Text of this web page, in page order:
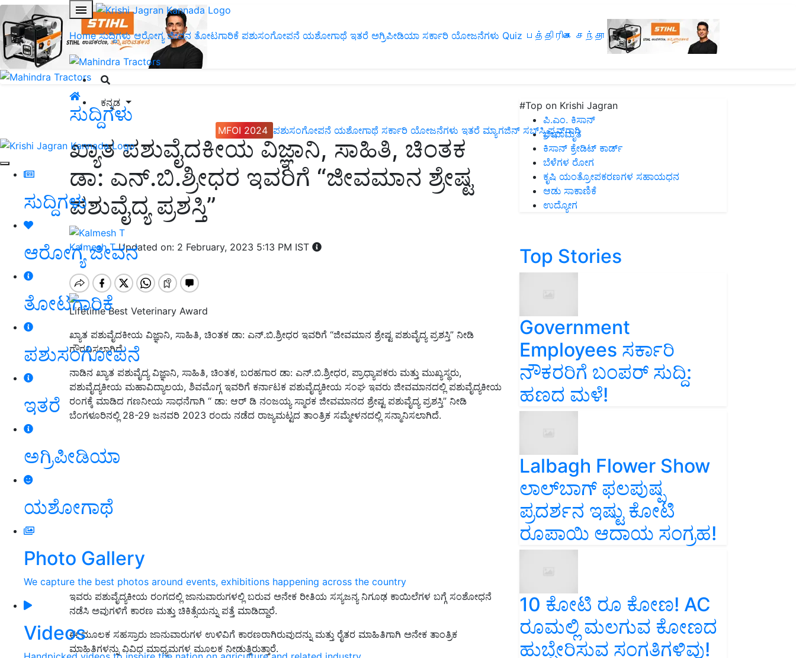
Home ಸುದ್ದಿಗಳು ಆರೋಗ್ಯ ಜೀವನ ತೋಟಗಾರಿಕೆ ಪಶುಸಂಗೋಪನೆ ಯಶೋಗಾಥೆ ಇತರೆ ಅಗ್ರಿಪೀಡಿಯಾ ಸರ್ಕಾರಿ ಯೋಜನೆಗಳು Quiz பத்திரிகை சந்தா
ಕನ್ನಡ
MFOI 2024 ಪಶುಸಂಗೋಪನೆ ಯಶೋಗಾಥೆ ಸರ್ಕಾರಿ ಯೋಜನೆಗಳು ಇತರೆ ಮ್ಯಾಗಜಿನ್‌ ಸಬ್‌ಸ್ಕ್ರಿಪ್ಷನ್‌ಗಾಗಿ
ಸುದ್ದಿಗಳು
ಆರೋಗ್ಯ ಜೀವನ
ತೋಟಗಾರಿಕೆ
ಪಶುಸಂಗೋಪನೆ
ಇತರೆ
ಅಗ್ರಿಪೀಡಿಯಾ
ಯಶೋಗಾಥೆ
Photo Gallery
We capture the best photos around events, exhibitions happening across the country
Videos
ಸುದ್ದಿಗಳು
ಖ್ಯಾತ ಪಶುವೈದಕೀಯ ವಿಜ್ಞಾನಿ, ಸಾಹಿತಿ, ಚಿಂತಕ
ಡಾ: ಎನ್.ಬಿ.ಶ್ರೀಧರ ಇವರಿಗೆ “ಜೀವಮಾನ ಶ್ರೇಷ್ಟ
ಪಶುವೈದ್ಯ ಪ್ರಶಸ್ತಿ”
Kalmesh TUpdated on: 2 February, 2023 5:13 PM IST
Lifetime Best Veterinary Award
ಖ್ಯಾತ ಪಶುವೈದಕೀಯ ವಿಜ್ಞಾನಿ, ಸಾಹಿತಿ, ಚಿಂತಕ ಡಾ: ಎನ್.ಬಿ.ಶ್ರೀಧರ ಇವರಿಗೆ “ಜೀವಮಾನ ಶ್ರೇಷ್ಟ ಪಶುವೈದ್ಯ ಪ್ರಶಸ್ತಿ” ನೀಡಿ
ಗೌರವಿಸಲಾಗಿದೆ.
ನಾಡಿನ ಖ್ಯಾತ ಪಶುವೈದ್ಯ ವಿಜ್ಞಾನಿ, ಸಾಹಿತಿ, ಚಿಂತಕ, ಬರಹಗಾರ ಡಾ: ಎನ್.ಬಿ.ಶ್ರೀಧರ, ಪ್ರಾಧ್ಯಾಪಕರು ಮತ್ತು ಮುಖ್ಯಸ್ಥರು,
ಪಶುವೈದ್ಯಕೀಯ ಮಹಾವಿದ್ಯಾಲಯ, ಶಿವಮೊಗ್ಗ ಇವರಿಗೆ ಕರ್ನಾಟಕ ಪಶುವೈದ್ಯಕೀಯ ಸಂಘ ಇವರು ಜೀವಮಾನದಲ್ಲಿ ಪಶುವೈದ್ಯಕೀಯ
ರಂಗಕ್ಕೆ ಮಾಡಿದ ಗಣನೀಯ ಸಾಧನೆಗಾಗಿ “ ಡಾ: ಆರ್ ಡಿ ನಂಜಯ್ಯ ಸ್ಮಾರಕ ಜೀವಮಾನದ ಶ್ರೇಷ್ಟ ಪಶುವೈದ್ಯ ಪ್ರಶಸ್ತಿ” ನೀಡಿ
ಬೆಂಗಳೂರಿನಲ್ಲಿ 28-29 ಜನವರಿ 2023 ರಂದು ನಡೆದ ರಾಜ್ಯಮಟ್ಟದ ತಾಂತ್ರಿಕ ಸಮ್ಮೇಳನದಲ್ಲಿ ಸನ್ಮಾನಿಸಲಾಗಿದೆ.
ಇವರು ಪಶುವೈದ್ಯಕೀಯ ರಂಗದಲ್ಲಿ ಜಾನುವಾರುಗಳಲ್ಲಿ ಬರುವ ಅನೇಕ ರೀತಿಯ ಸಸ್ಯಜನ್ಯ ನಿಗೂಢ ಕಾಯಿಲೆಗಳ ಬಗ್ಗೆ ಸಂಶೋಧನೆ
ನಡೆಸಿ ಅವುಗಳಿಗೆ ಕಾರಣ ಮತ್ತು ಚಿಕಿತ್ಸೆಯನ್ನು ಪತ್ತೆ ಮಾಡಿದ್ದಾರೆ.
ಈ ಮೂಲಕ ಸಹಸ್ರಾರು ಜಾನುವಾರುಗಳ ಉಳಿವಿಗೆ ಕಾರಣರಾಗಿರುವುದನ್ನು ಮತ್ತು ರೈತರ ಮಾಹಿತಿಗಾಗಿ ಅನೇಕ ತಾಂತ್ರಿಕ
ಮಾಹಿತಿಗಳನ್ನು ವಿವಿಧ ಮಾಧ್ಯಮಗಳ ಮೂಲಕ ನೀಡುತ್ತಿರುತ್ತಾರೆ.
#Top on Krishi Jagran
ಪಿ.ಎಂ. ಕಿಸಾನ್
ಜೀವಾಮೃತ
ಕಿಸಾನ್ ಕ್ರೇಡಿಟ್ ಕಾರ್ಡ್
ಬೆಳೆಗಳ ರೋಗ
ಕೃಷಿ ಯಂತ್ರೋಪಕರಣಗಳ ಸಹಾಯಧನ
ಆಡು ಸಾಕಾಣಿಕೆ
ಉದ್ಯೋಗ
Top Stories
Government
Employees ಸರ್ಕಾರಿ
ನೌಕರರಿಗೆ ಬಂಪರ್‌ ಸುದ್ದಿ:
ಹಣದ ಮಳೆ!
Lalbagh Flower Show
ಲಾಲ್‌ಬಾಗ್ ಫಲಪುಷ್ಪ
ಪ್ರದರ್ಶನ ಇಷ್ಟು ಕೋಟಿ
ರೂಪಾಯಿ ಆದಾಯ ಸಂಗ್ರಹ!
10 ಕೋಟಿ ರೂ ಕೋಣ! AC
ರೂಮಲ್ಲಿ ಮಲಗುವ ಕೋಣದ
ಹುಬ್ಬೇರಿಸುವ ಸಂಗತಿಗಳಿವು!